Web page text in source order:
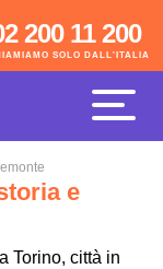
SOLO DALL'ITALIA
200 11 200
e
Torino, città in
200 11 200